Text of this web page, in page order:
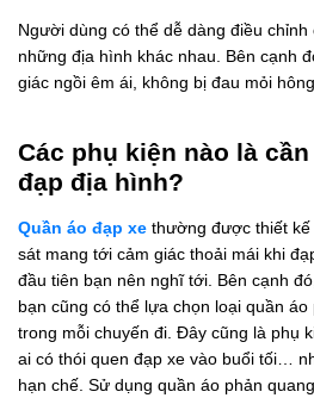
Người dùng có thể dễ dàng điều
những địa hình khác nhau. Bên cạnh
giác ngồi êm ái, không bị đau mỏi
Các phụ kiện nào là
đạp địa hình?
Quần áo đạp xe thường được thiết
sát mang tới cảm giác thoải mái khi
đầu tiên bạn nên nghĩ tới. Bên cạnh
bạn cũng có thể lựa chọn loại quần
trong mỗi chuyến đi. Đây cũng là phụ
ai có thói quen đạp xe vào buổi tối…
hạn chế. Sử dụng quần áo phản